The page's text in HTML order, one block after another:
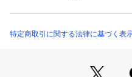
優れたサポート力を実現。
※弊社独自の採寸・計量方法
特定商取引に関する法律に基づく表